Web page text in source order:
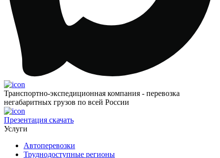
Транспортно-экспедиционная компания - перевозка
негабаритных грузов по всей России
Презентация скачать
Услуги
Автоперевозки
Труднодоступные регионы